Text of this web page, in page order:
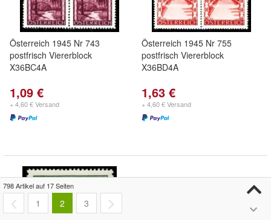
Österreich 1945 Nr 743
postfrisch Viererblock
X36BC4A
1,09 €
+ 4,60 € Versand
Österreich 1945 Nr 755
postfrisch Viererblock
X36BD4A
1,63 €
+ 4,60 € Versand
798 Artikel auf 17 Seiten
1 2 3